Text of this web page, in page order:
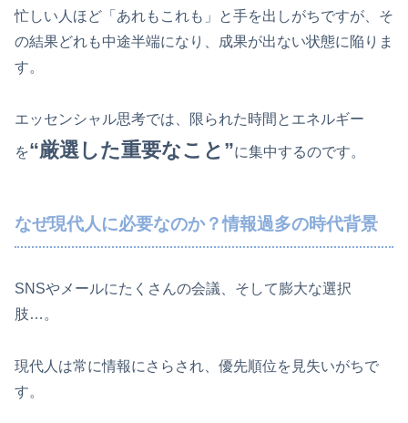
忙しい人ほど「あれもこれも」と手を出しがちですが、そ
の結果どれも中途半端になり、成果が出ない状態に陥りま
す。
エッセンシャル思考では、限られた時間とエネルギー
を“厳選した重要なこと”に集中するのです。
なぜ現代人に必要なのか？情報過多の時代背景
SNSやメールにたくさんの会議、そして膨大な選択
肢…。
現代人は常に情報にさらされ、優先順位を見失いがちで
す。